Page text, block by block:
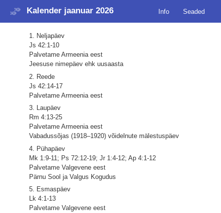
Kalender jaanuar 2026 Info Seaded
1. Neljapäev
Js 42:1-10
Palvetame Armeenia eest
Jeesuse nimepäev ehk uusaasta
2. Reede
Js 42:14-17
Palvetame Armeenia eest
3. Laupäev
Rm 4:13-25
Palvetame Armeenia eest
Vabadussõjas (1918–1920) võidelnute mälestuspäev
4. Pühapäev
Mk 1:9-11; Ps 72:12-19; Jr 1:4-12; Ap 4:1-12
Palvetame Valgevene eest
Pärnu Sool ja Valgus Kogudus
5. Esmaspäev
Lk 4:1-13
Palvetame Valgevene eest